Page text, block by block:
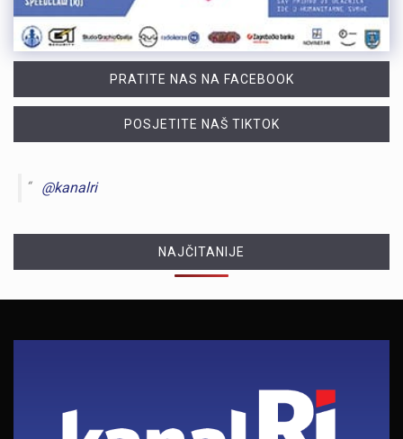
PRATITE NAS NA FACEBOOK
POSJETITE NAŠ TIKTOK
@kanalri
NAJČITANIJE